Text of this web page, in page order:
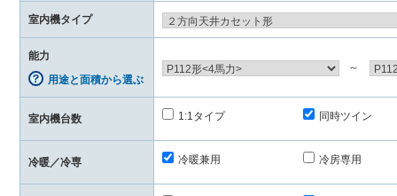
室内機タイプ
能力
用途と面積から選ぶ
～
室内機台数 1:1タイプ 同時ツイン
冷暖／冷専 冷暖兼用 冷房専用